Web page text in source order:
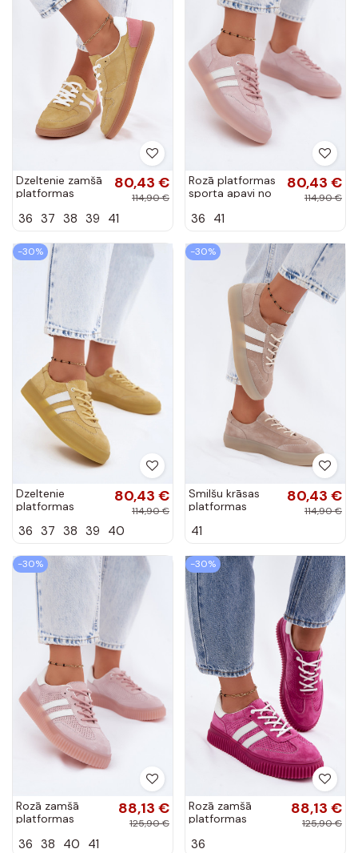
Dzeltenie zamšā
platformas
Coressa
80,43 €
114,90 €
36 37 38 39 41
Rozā platformas
sporta apavi no
Coralia
80,43 €
114,90 €
36 41
-30%
Dzeltenie
platformas
mākslīgās zamšā
80,43 €
114,90 €
36 37 38 39 40
-30%
Smilšu krāsas
platformas
Coralia
80,43 €
114,90 €
41
-30%
Rozā zamšā
platformas
Artelle
88,13 €
125,90 €
36 38 40 41
-30%
Rozā zamšā
platformas
Artelle
88,13 €
125,90 €
36